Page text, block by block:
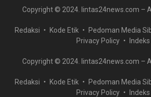
Copyright © 2024. lintas24news.com –
Redaksi Kode Etik Pedoman Media
Privacy Policy
Indeks
Copyright © 2024. lintas24news.com –
Redaksi Kode Etik Pedoman Media
Privacy Policy
Indeks